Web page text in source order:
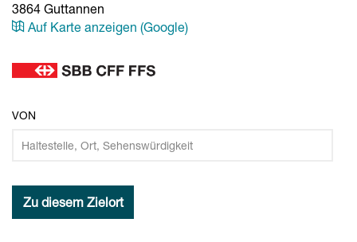
3864 Guttannen
Auf Karte anzeigen (Google)
VON
Zu diesem Zielort